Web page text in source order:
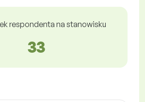
respondenta na stanowisku
33